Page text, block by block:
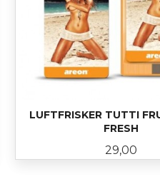
LUFTFRISKER TUTTI
FRESH
Pris
29,00